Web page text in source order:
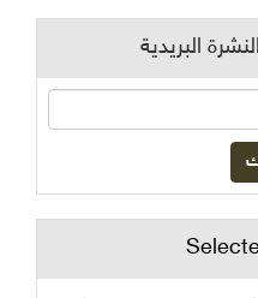
البريدية